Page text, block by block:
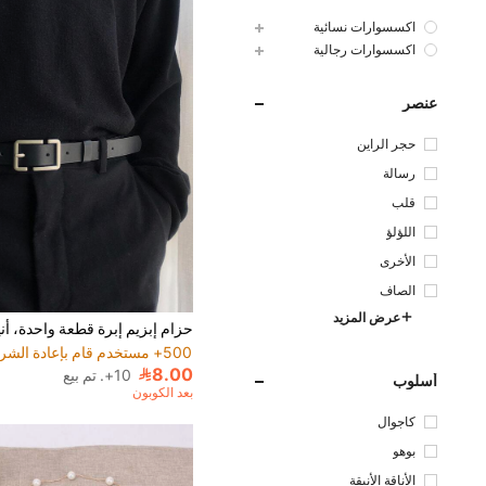
اكسسوارات نسائية
اكسسوارات رجالية
عنصر
حجر الراين
رسالة
قلب
اللؤلؤ
الأخرى
الصاف
عرض المزيد
أسلوب
كاجوال
بوهو
الأناقة الأنيقة
500+ مستخدم قام بإعادة الشراء
4# الأفضل مبيعا
500+ مستخدم قام بإعادة الشراء
4# الأفضل مبيعا
500+ مستخدم قام بإعادة الشراء
4# الأفضل مبيعا
500+ مستخدم قام بإعادة الشراء
8.00 10+. تم بيع
بعد الكوبون